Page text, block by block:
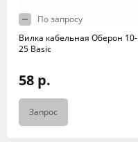
По запросу
Вилка кабельная Оберон 10-
25 Basic
58 р.
Запрос